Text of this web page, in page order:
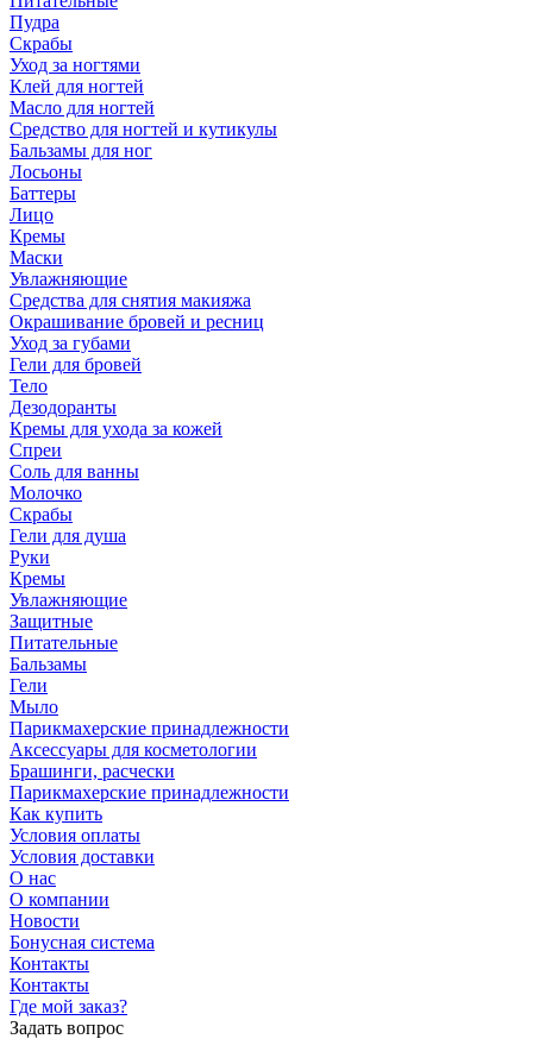
Пудра
Скрабы
Уход за ногтями
Клей для ногтей
Масло для ногтей
Средство для ногтей и кутикулы
Бальзамы для ног
Лосьоны
Баттеры
Лицо
Кремы
Маски
Увлажняющие
Средства для снятия макияжа
Окрашивание бровей и ресниц
Уход за губами
Гели для бровей
Тело
Дезодоранты
Кремы для ухода за кожей
Спреи
Соль для ванны
Молочко
Скрабы
Гели для душа
Руки
Кремы
Увлажняющие
Защитные
Питательные
Бальзамы
Гели
Мыло
Парикмахерские принадлежности
Аксессуары для косметологии
Брашинги, расчески
Парикмахерские принадлежности
Как купить
Условия оплаты
Условия доставки
О нас
О компании
Новости
Бонусная система
Контакты
Контакты
Где мой заказ?
Задать вопрос